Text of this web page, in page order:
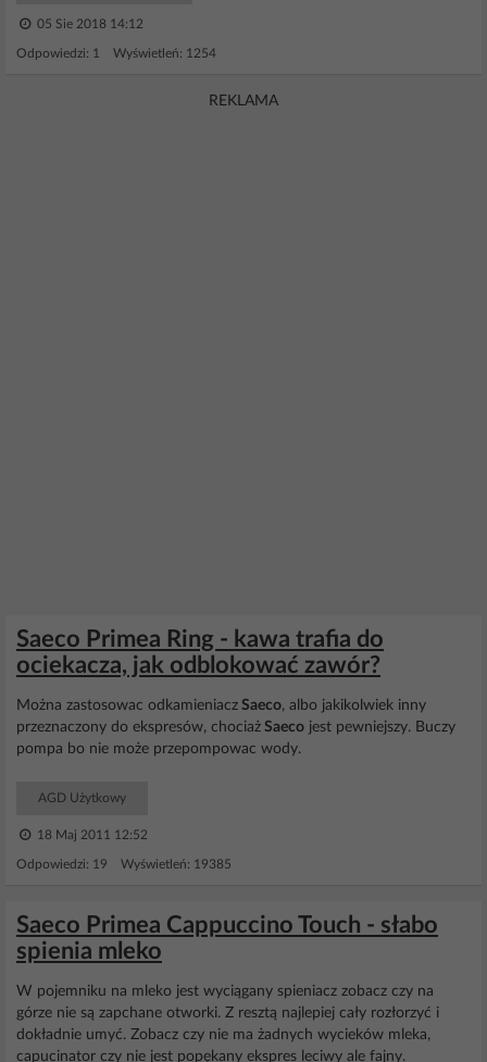
05 Sie 2018 14:12
Odpowiedzi: 1 Wyświetleń: 1254
REKLAMA
Saeco Primea Ring - kawa trafia do
ociekacza, jak odblokować zawór?
Można zastosowac odkamieniacz Saeco, albo jakikolwiek inny
przeznaczony do ekspresów, chociaż Saeco jest pewniejszy. Buczy
pompa bo nie może przepompowac wody.
AGD Użytkowy
18 Maj 2011 12:52
Odpowiedzi: 19 Wyświetleń: 19385
Saeco Primea Cappuccino Touch - słabo
spienia mleko
W pojemniku na mleko jest wyciągany spieniacz zobacz czy na
górze nie są zapchane otworki. Z resztą najlepiej cały rozłorzyć i
dokładnie umyć. Zobacz czy nie ma żadnych wycieków mleka,
capucinator czy nie jest popękany ekspres leciwy ale fajny.